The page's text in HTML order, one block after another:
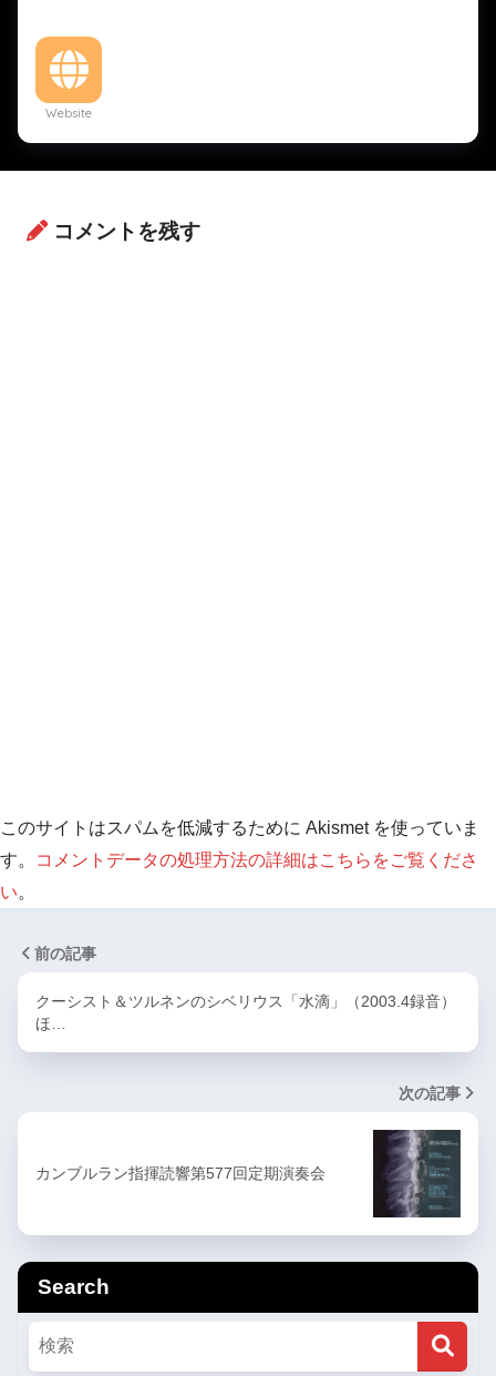
Website
コメントを残す
このサイトはスパムを低減するために Akismet を使っていま
す。
コメントデータの処理方法の詳細はこちらをご覧くださ
い。
前の記事
クーシスト＆ツルネンのシベリウス「水滴」（2003.4録音）
ほ…
次の記事
カンブルラン指揮読響第577回定期演奏会
Search